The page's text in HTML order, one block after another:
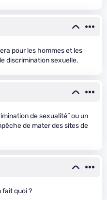
pour les hommes et les
discrimination sexuelle.
de sexualité” ou un
de mater des sites de
fait quoi ?